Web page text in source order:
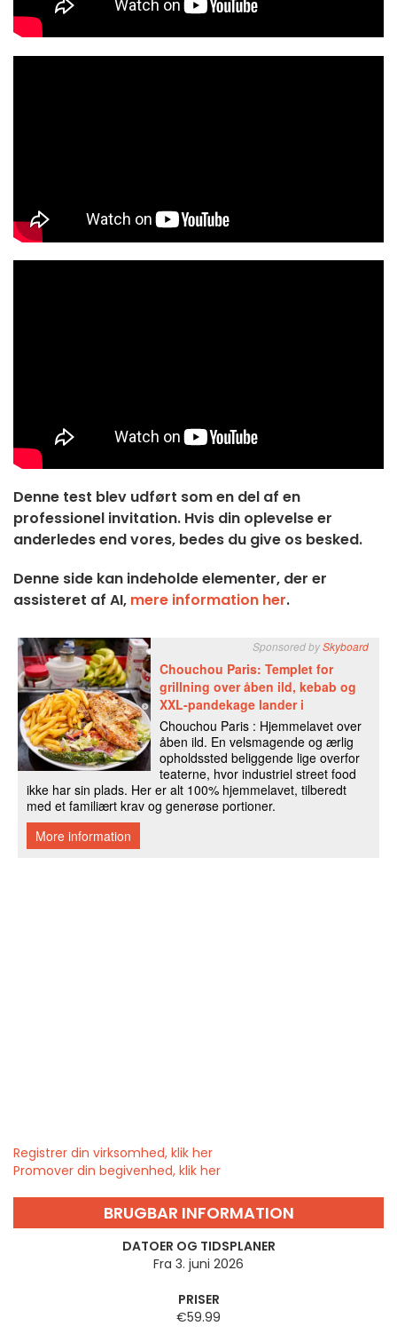
Denne test blev udført som en del af en
professionel invitation. Hvis din oplevelse er
anderledes end vores, bedes du give os besked.
Denne side kan indeholde elementer, der er
assisteret af AI, mere information her.
Registrer din virksomhed, klik her
Promover din begivenhed, klik her
BRUGBAR INFORMATION
DATOER OG TIDSPLANER
Fra 3. juni 2026
PRISER
€59.99